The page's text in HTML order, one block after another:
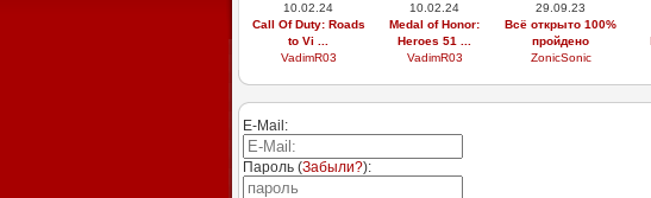
10.02.24
Call Of Duty: Roads
to Vi ...
VadimR03
10.02.24
Medal of Honor:
Heroes 51 ...
VadimR03
29.09.23
Всё открыто 100%
пройдено
ZonicSonic
E-Mail:
Пароль (Забыли?):